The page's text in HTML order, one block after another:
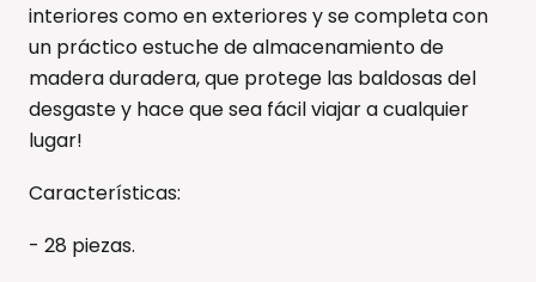
interiores como en exteriores y se completa con
un práctico estuche de almacenamiento de
madera duradera, que protege las baldosas del
desgaste y hace que sea fácil viajar a cualquier
lugar!
Características:
- 28 piezas.